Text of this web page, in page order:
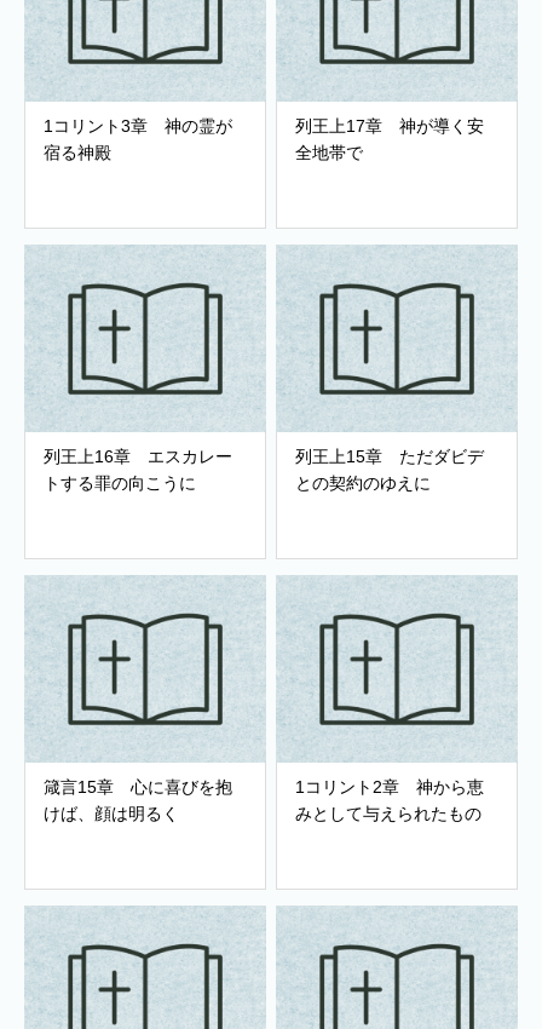
1コリント3章 神の霊が
宿る神殿
列王上17章 神が導く安
全地帯で
列王上16章 エスカレー
トする罪の向こうに
列王上15章 ただダビデ
との契約のゆえに
箴言15章 心に喜びを抱
けば、顔は明るく
1コリント2章 神から恵
みとして与えられたもの